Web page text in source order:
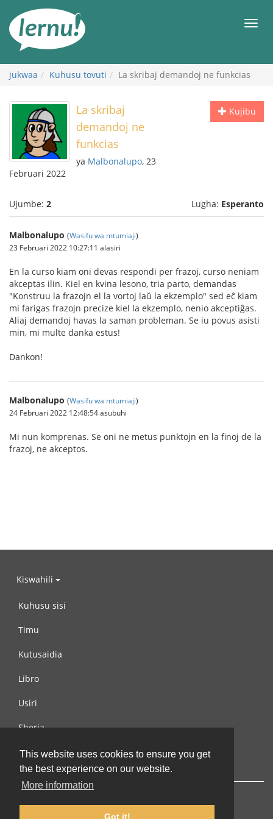
This website uses cookies to ensure you get
the best experience on our website.
More information
Got it!
maudhui
jukwaa Kuhusu tovuti La skribaj demandoj ne funkcias
Kujibu
La skribaj
demandoj ne
funkcias
ya Malbonalupo, 23
Februari 2022
Ujumbe: 2 Lugha: Esperanto
Malbonalupo (Wasifu wa mtumiaji)
23 Februari 2022 10:27:11 alasiri
En la curso kiam oni devas respondi per frazoj, curso neniam
akceptas ilin. Kiel en kvina lesono, tria parto, demandas
"Konstruu la frazojn el la vortoj laŭ la ekzemplo" sed eĉ kiam
mi farigas frazojn precize kiel la ekzemplo, nenio akceptiĝas.
Aliaj demandoj havas la saman probleman. Se iu povus asisti
min, mi multe danka estus!
Dankon!
Malbonalupo (Wasifu wa mtumiaji)
24 Februari 2022 12:48:54 asubuhi
Mi nun komprenas. Se oni ne metus punktojn en la finoj de la
frazoj, ne akceptos.
Kiswahili
Kuhusu sisi
Timu
Kutusaidia
Libro
Usiri
Sheria
Wasiliana na si